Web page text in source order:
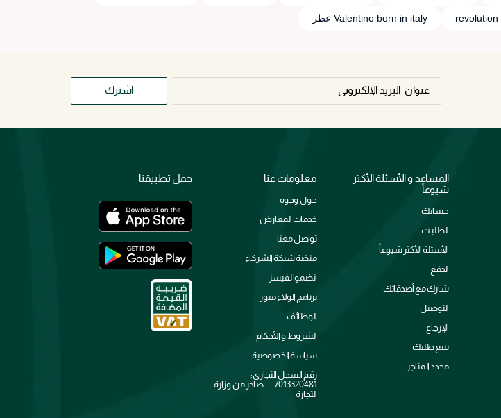
Valentino born in italy عطر
اشترك
المساعد و الأسئلة الأكثر
شيوعاً
حسابك
الطلبات
الأسئلة الأكثر شيوعاً
الدفع
شارك مع أصدقائك
التوصيل
الإرجاع
تتبع طلبك
محدد المتاجر
معلومات عنا
حول وجوه
خدمات المعارض
تواصل معنا
منصّة شبكة الشركاء
انضموا لفيسز
برنامج الولاء ميوز
الوظائف
الشروط و الأحكام
سياسة الخصوصية
رقم السجل التجاري:
7013320481 — صادر من وزارة
التجارة
حمل تطبيقنا